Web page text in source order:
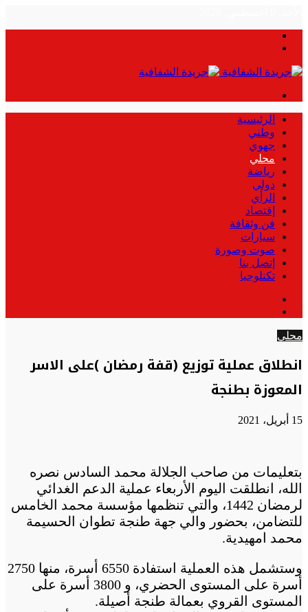
الرئيسية
وطني
جهوي
محلي
رياضة
دولي
الرأي
إقتصاد
فن وثقافة
سيارات
صوت وصورة
إتصل بنا
تكنلوجيا
محلي
انطلاق عملية توزيع (قفة رمضان )على الاسر
المعوزة بطنجة
15 أبريل، 2021
بتعليمات من صاحب الجلالة محمد السادس نصره
الله، انطلقت اليوم الأربعاء عملية الدعم الغدائي
لرمضان 1442، والتي تنظمها مؤسسة محمد الخامس
للتضامن، بحضور والي جهة طنجة تطوان الحسيمة
محمد امهيدية.
وستشمل هذه العملية استفادة 6550 أسرة، منها 2750
أسرة على المستوى الحضري، و 3800 أسرة على
المستوى القروي بعمالة طنجة أصيلة.